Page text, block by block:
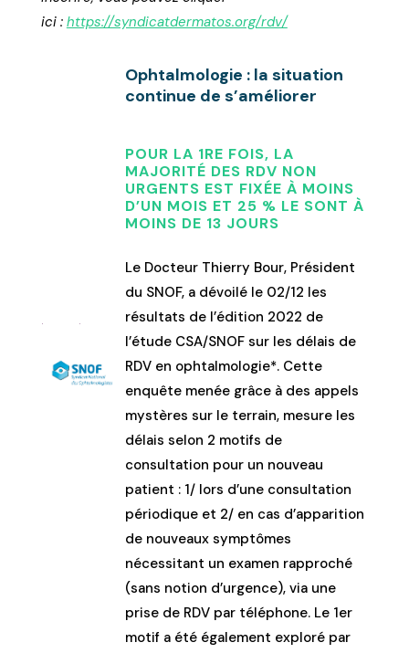
ici : https://syndicatdermatos.org/rdv/
Ophtalmologie : la situation
continue de s’améliorer
POUR LA 1RE FOIS, LA
MAJORITÉ DES RDV NON
URGENTS EST FIXÉE À MOINS
D’UN MOIS ET 25 % LE SONT À
MOINS DE 13 JOURS
Le Docteur Thierry Bour, Président
du SNOF, a dévoilé le 02/12 les
résultats de l’édition 2022 de
l’étude CSA/SNOF sur les délais de
RDV en ophtalmologie*. Cette
enquête menée grâce à des appels
mystères sur le terrain, mesure les
délais selon 2 motifs de
consultation pour un nouveau
patient : 1/ lors d’une consultation
périodique et 2/ en cas d’apparition
de nouveaux symptômes
nécessitant un examen rapproché
(sans notion d’urgence), via une
prise de RDV par téléphone. Le 1er
motif a été également exploré par